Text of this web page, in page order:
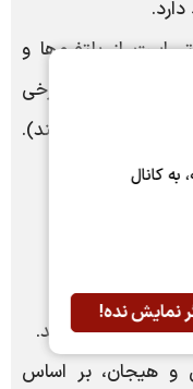
به کانال
نمایش نده!
است از پلتفرم‌ها و
استفاده شود (برخی
اعضا قرار می‌دهند).
رسم کند.
دقیق‌تر بررسی کند.
هیجان، بر اساس